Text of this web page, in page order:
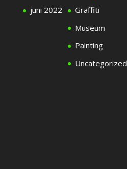
juni 2022
Graffiti
Museum
Painting
Uncategorized